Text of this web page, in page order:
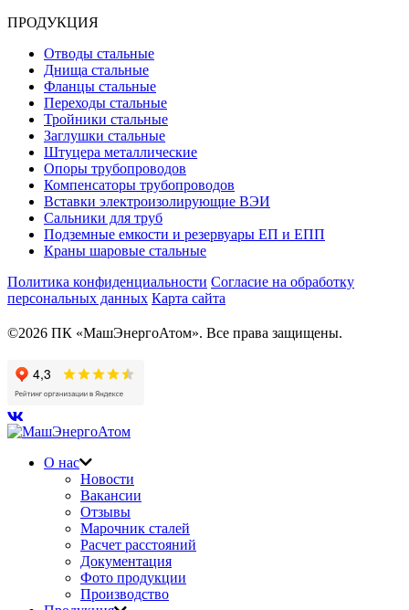
ПРОДУКЦИЯ
Отводы стальные
Днища стальные
Фланцы стальные
Переходы стальные
Тройники стальные
Заглушки стальные
Штуцера металлические
Опоры трубопроводов
Компенсаторы трубопроводов
Вставки электроизолирующие ВЭИ
Сальники для труб
Подземные емкости и резервуары ЕП и ЕПП
Краны шаровые стальные
Политика конфиденциальности Согласие на обработку
персональных данных Карта сайта
©2026 ПК «МашЭнергоАтом». Все права защищены.
О нас
Новости
Вакансии
Отзывы
Марочник сталей
Расчет расстояний
Документация
Фото продукции
Производство